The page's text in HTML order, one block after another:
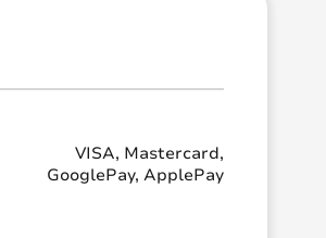
VISA, Mastercard,
GooglePay, ApplePay